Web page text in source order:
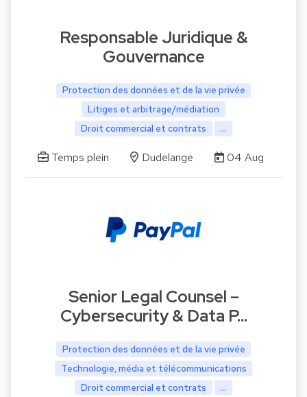
Responsable Juridique &
Gouvernance
Protection des données et de la vie privée
Litiges et arbitrage/médiation
Droit commercial et contrats
...
Temps plein Dudelange 04 Aug
Senior Legal Counsel –
Cybersecurity & Data P…
Protection des données et de la vie privée
Technologie, média et télécommunications
Droit commercial et contrats
...